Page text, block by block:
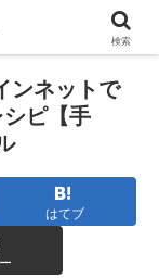
ンネットで
ピ【手
はてブ
検索